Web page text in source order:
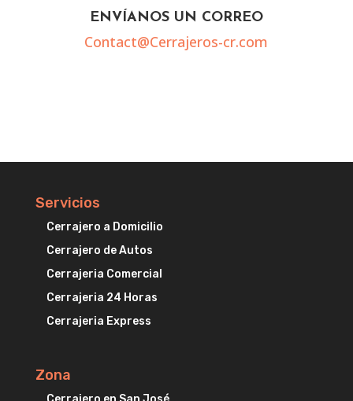
ENVÍANOS UN CORREO
Contact@Cerrajeros-cr.com
Servicios
Cerrajero a Domicilio
Cerrajero de Autos
Cerrajeria Comercial
Cerrajeria 24 Horas
Cerrajeria Express
Zona